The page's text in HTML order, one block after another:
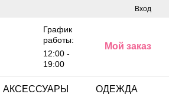
Вход
График
работы:
12:00 -
19:00
Мой заказ
АКСЕССУАРЫ ОДЕЖДА